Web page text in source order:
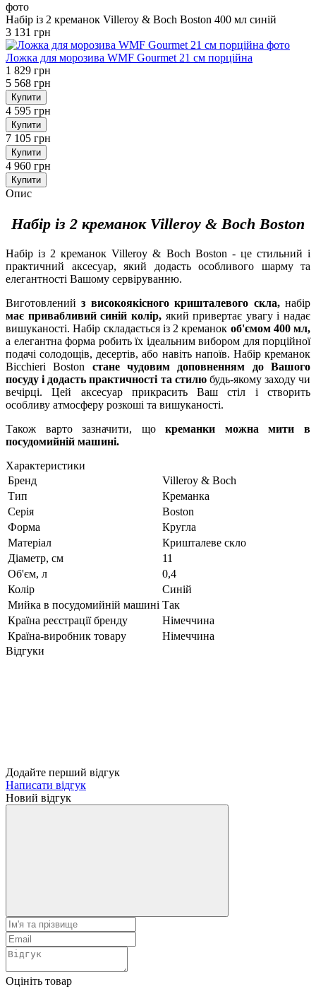
Набір із 2 креманок Villeroy & Boch Boston 400 мл синій
3 131 грн
Ложка для морозива WMF Gourmet 21 см порційна
1 829 грн
5 568 грн
Купити
4 595 грн
Купити
7 105 грн
Купити
4 960 грн
Купити
Опис
Набір із 2 креманок Villeroy & Boch Boston
Набір із 2 креманок Villeroy & Boch Boston - це стильний і
практичний аксесуар, який додасть особливого шарму та
елегантності Вашому сервіруванню.
Виготовлений з високоякісного кришталевого скла,набір
має привабливий синій колір,який привертає увагу і надає
вишуканості. Набір складається із 2 креманок об'ємом 400 мл,
а елегантна форма робить їх ідеальним вибором для порційної
подачі солодощів, десертів, або навіть напоїв. Набір креманок
Bicchieri Boston стане чудовим доповненням до Вашого
посуду і додасть практичності та стилюбудь-якому заходу чи
вечірці. Цей аксесуар прикрасить Ваш стіл і створить
особливу атмосферу розкоші та вишуканості.
Також варто зазначити, щокреманки можна мити в
посудомийній машині.
Характеристики
Бренд
Villeroy & Boch
Тип
Креманка
Серія
Boston
Форма
Кругла
Матеріал
Кришталеве скло
Діаметр, см
11
Об'єм, л
0,4
Колір
Синій
Мийка в посудомийній машині Так
Країна реєстрації бренду
Німеччина
Країна-виробник товару
Німеччина
Відгуки
Додайте перший відгук
Написати відгук
Новий відгук
Оцініть товар